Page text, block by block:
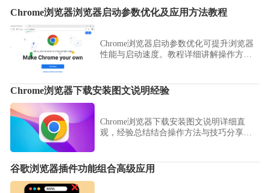
Chrome浏览器浏览器启动参数优化及应用方法教程
Chrome浏览器启动参数优化可提升浏览器
性能与启动速度。教程详细讲解操作方
Chrome浏览器下载安装图文说明经验
Chrome浏览器下载安装图文说明详细直
观，经验总结结合操作方法与技巧分享，
谷歌浏览器插件功能组合高级应用